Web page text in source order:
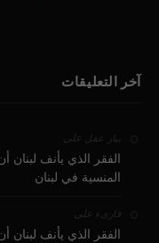
آخر التعليقات
بيار عقل على
الفقر الذي يأنف لبنان
المنسية في لبنان
قارىء على
الفقر الذي يأنف لبنان